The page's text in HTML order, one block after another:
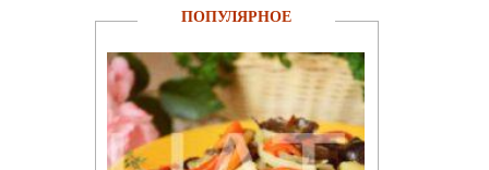
ПОПУЛЯРНОЕ